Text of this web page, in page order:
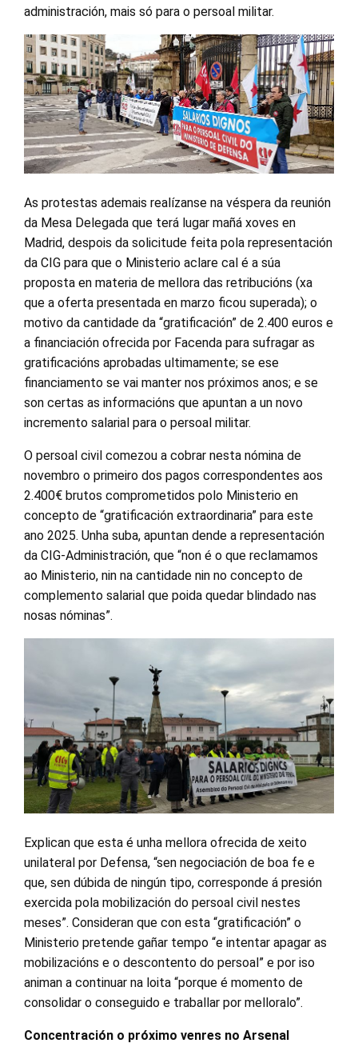
administración, mais só para o persoal militar.
As protestas ademais realízanse na véspera da reunión
da Mesa Delegada que terá lugar mañá xoves en
Madrid, despois da solicitude feita pola representación
da CIG para que o Ministerio aclare cal é a súa
proposta en materia de mellora das retribucións (xa
que a oferta presentada en marzo ficou superada); o
motivo da cantidade da “gratificación” de 2.400 euros e
a financiación ofrecida por Facenda para sufragar as
gratificacións aprobadas ultimamente; se ese
financiamento se vai manter nos próximos anos; e se
son certas as informacións que apuntan a un novo
incremento salarial para o persoal militar.
O persoal civil comezou a cobrar nesta nómina de
novembro o primeiro dos pagos correspondentes aos
2.400€ brutos comprometidos polo Ministerio en
concepto de “gratificación extraordinaria” para este
ano 2025. Unha suba, apuntan dende a representación
da CIG-Administración, que “non é o que reclamamos
ao Ministerio, nin na cantidade nin no concepto de
complemento salarial que poida quedar blindado nas
nosas nóminas”.
Explican que esta é unha mellora ofrecida de xeito
unilateral por Defensa, “sen negociación de boa fe e
que, sen dúbida de ningún tipo, corresponde á presión
exercida pola mobilización do persoal civil nestes
meses”. Consideran que con esta “gratificación” o
Ministerio pretende gañar tempo “e intentar apagar as
mobilizacións e o descontento do persoal” e por iso
animan a continuar na loita “porque é momento de
consolidar o conseguido e traballar por melloralo”.
Concentración o próximo venres no Arsenal